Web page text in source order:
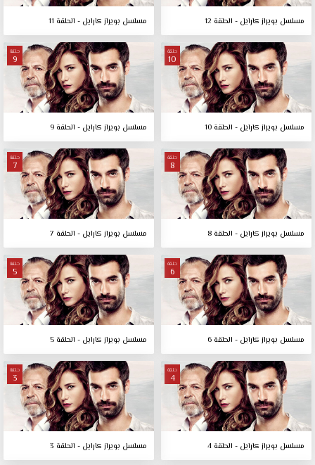
مسلسل بويراز كارايل - الحلقة 12 مسلسل بويراز كارايل - الحلقة 11
حلقة
10
مسلسل بويراز كارايل - الحلقة 10
حلقة
9
مسلسل بويراز كارايل - الحلقة 9
حلقة
8
مسلسل بويراز كارايل - الحلقة 8
حلقة
7
مسلسل بويراز كارايل - الحلقة 7
حلقة
6
مسلسل بويراز كارايل - الحلقة 6
حلقة
5
مسلسل بويراز كارايل - الحلقة 5
حلقة
4
مسلسل بويراز كارايل - الحلقة 4
حلقة
3
مسلسل بويراز كارايل - الحلقة 3